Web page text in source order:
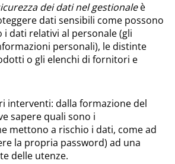
dei dati nel gestionaleè
dati sensibili come possono
i dati relativi al personale (gli
personali), le distinte
o gli elenchi di fornitori e
interventi: dalla formazione del
sapere quali sono i
mettono a rischio i dati, come ad
la propria password) ad una
delle utenze.